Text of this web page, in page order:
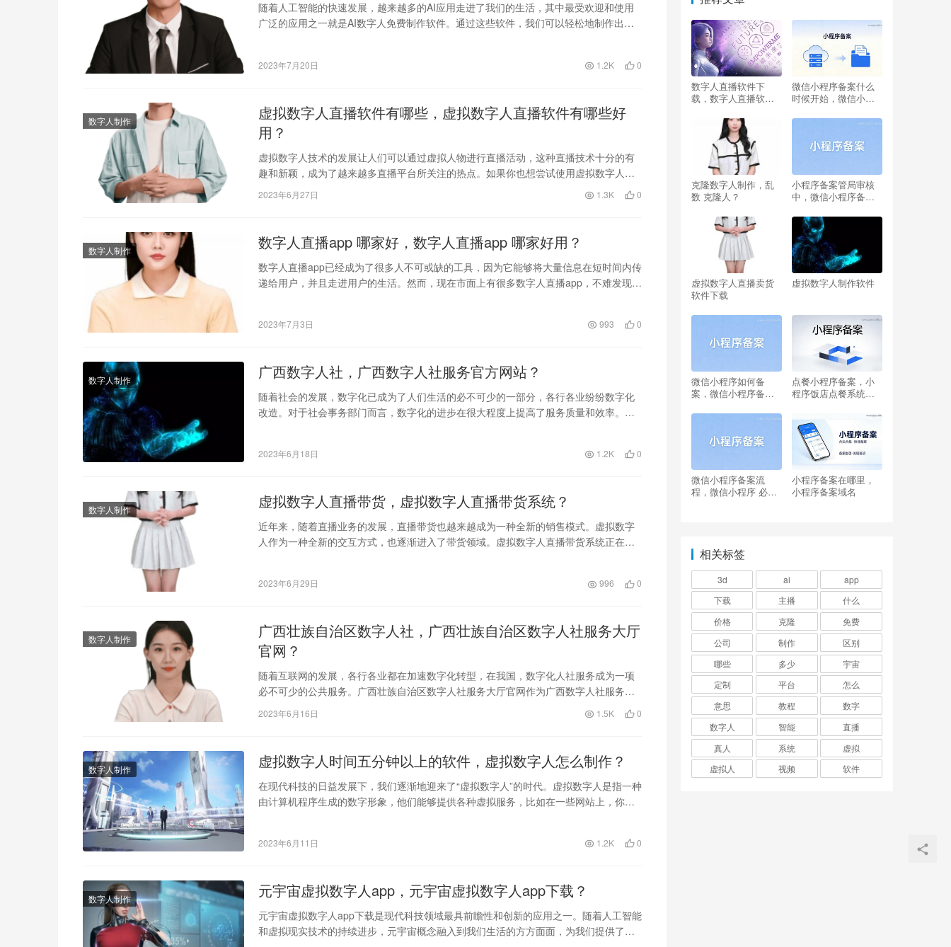
随着人工智能的快速发展，越来越多的AI应用走进了我们的生活，其中最受欢迎和使用
广泛的应用之一就是AI数字人免费制作软件。通过这些软件，我们可以轻松地制作出逼
2023年7月20日 1.2K 0
数字人制作
虚拟数字人直播软件有哪些，虚拟数字人直播软件有哪些好
用？
虚拟数字人技术的发展让人们可以通过虚拟人物进行直播活动，这种直播技术十分的有
趣和新颖，成为了越来越多直播平台所关注的热点。如果你也想尝试使用虚拟数字人直
播软件，那么这篇文章将为你介…
2023年6月27日 1.3K 0
数字人制作 数字人直播app 哪家好，数字人直播app 哪家好用？
数字人直播app已经成为了很多人不可或缺的工具，因为它能够将大量信息在短时间内传
递给用户，并且走进用户的生活。然而，现在市面上有很多数字人直播app，不难发现很
2023年7月3日 993 0
数字人制作 广西数字人社，广西数字人社服务官方网站？
随着社会的发展，数字化已成为了人们生活的必不可少的一部分，各行各业纷纷数字化
改造。对于社会事务部门而言，数字化的进步在很大程度上提高了服务质量和效率。广
2023年6月18日 1.2K 0
数字人制作 虚拟数字人直播带货，虚拟数字人直播带货系统？
近年来，随着直播业务的发展，直播带货也越来越成为一种全新的销售模式。虚拟数字
人作为一种全新的交互方式，也逐渐进入了带货领域。虚拟数字人直播带货系统正在成
2023年6月29日 996 0
数字人制作
广西壮族自治区数字人社，广西壮族自治区数字人社服务大厅
官网？
随着互联网的发展，各行各业都在加速数字化转型，在我国，数字化人社服务成为一项
必不可少的公共服务。广西壮族自治区数字人社服务大厅官网作为广西数字人社服务的
重要平台之一，对于提高人民群…
2023年6月16日 1.5K 0
数字人制作 虚拟数字人时间五分钟以上的软件，虚拟数字人怎么制作？
在现代科技的日益发展下，我们逐渐地迎来了“虚拟数字人”的时代。虚拟数字人是指一种
由计算机程序生成的数字形象，他们能够提供各种虚拟服务，比如在一些网站上，你随
2023年6月11日 1.2K 0
数字人制作 元宇宙虚拟数字人app，元宇宙虚拟数字人app下载？
元宇宙虚拟数字人app下载是现代科技领域最具前瞻性和创新的应用之一。随着人工智能
和虚拟现实技术的持续进步，元宇宙概念融入到我们生活的方方面面，为我们提供了一
数字人直播软件下
载，数字人直播软件
微信小程序备案什么
时候开始，微信小程
的
克隆数字人制作，乱
数 克隆人？
小程序备案管局审核
中，微信小程序备案
虚拟数字人直播卖货
软件下载
虚拟数字人制作软件
微信小程序如何备
案，微信小程序备案
点餐小程序备案，小
程序饭店点餐系统多
微信小程序备案流
程，微信小程序 必须
小程序备案在哪里，
小程序备案域名
相关标签
3d ai
app
下载
主播
什么
价格
克隆
免费
公司
制作
区别
哪些
多少
宇宙
定制
平台
怎么
意思
教程
数字
数字人
智能
直播
真人
系统
虚拟
虚拟人
视频 软件